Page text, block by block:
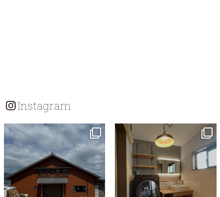
Instagram
tomohouseinc
tomohouseinc
7月 13